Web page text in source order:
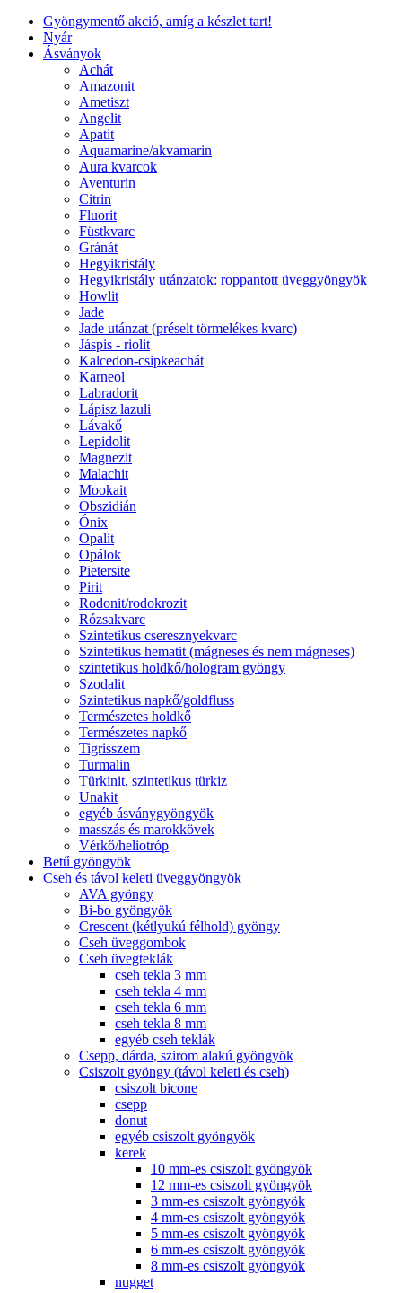
Gyöngymentő akció, amíg a készlet tart!
Nyár
Ásványok
Achát
Amazonit
Ametiszt
Angelit
Apatit
Aquamarine/akvamarin
Aura kvarcok
Aventurin
Citrin
Fluorit
Füstkvarc
Gránát
Hegyikristály
Hegyikristály utánzatok: roppantott üveggyöngyök
Howlit
Jade
Jade utánzat (préselt törmelékes kvarc)
Jáspis - riolit
Kalcedon-csipkeachát
Karneol
Labradorit
Lápisz lazuli
Lávakő
Lepidolit
Magnezit
Malachit
Mookait
Obszidián
Ónix
Opalit
Opálok
Pietersite
Pirit
Rodonit/rodokrozit
Rózsakvarc
Szintetikus cseresznyekvarc
Szintetikus hematit (mágneses és nem mágneses)
szintetikus holdkő/hologram gyöngy
Szodalit
Szintetikus napkő/goldfluss
Természetes holdkő
Természetes napkő
Tigrisszem
Turmalin
Türkinit, szintetikus türkiz
Unakit
egyéb ásványgyöngyök
masszás és marokkövek
Vérkő/heliotróp
Betű gyöngyök
Cseh és távol keleti üveggyöngyök
AVA gyöngy
Bi-bo gyöngyök
Crescent (kétlyukú félhold) gyöngy
Cseh üveggombok
Cseh üvegteklák
cseh tekla 3 mm
cseh tekla 4 mm
cseh tekla 6 mm
cseh tekla 8 mm
egyéb cseh teklák
Csepp, dárda, szirom alakú gyöngyök
Csiszolt gyöngy (távol keleti és cseh)
csiszolt bicone
csepp
donut
egyéb csiszolt gyöngyök
kerek
10 mm-es csiszolt gyöngyök
12 mm-es csiszolt gyöngyök
3 mm-es csiszolt gyöngyök
4 mm-es csiszolt gyöngyök
5 mm-es csiszolt gyöngyök
6 mm-es csiszolt gyöngyök
8 mm-es csiszolt gyöngyök
nugget